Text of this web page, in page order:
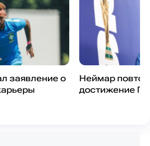
заявление о
Неймар
достижение